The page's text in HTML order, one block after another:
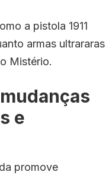
a pistola 1911
armas ultrararas
Mistério.
e
promove